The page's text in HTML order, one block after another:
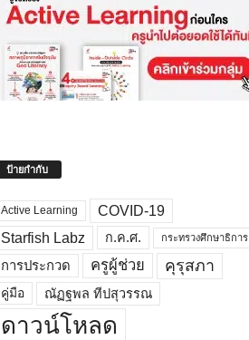
ป้ายกำกับ
Active Learning
COVID-19
Starfish Labz
ก.ค.ศ. กระทรวงศึกษาธิการ
การประกวด ครูผู้ช่วย คุรุสภา
คู่มือ ณัฏฐพล ทีปสุวรรณ
ดาวน์โหลด